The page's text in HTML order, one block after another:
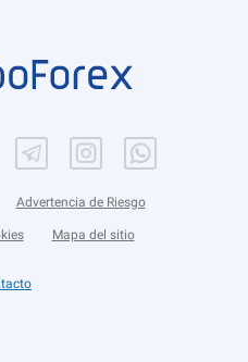
Advertencia de Riesgo
Mapa del sitio